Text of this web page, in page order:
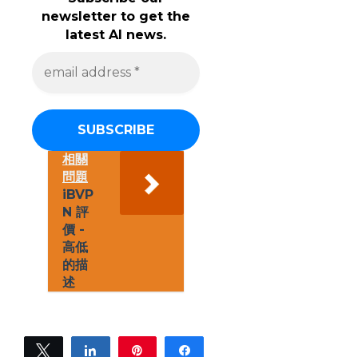
newsletter to get the
latest AI news.
a
d
相關
問題
iBVP
N 評
價 -
高低
的描
述
Tweet Share